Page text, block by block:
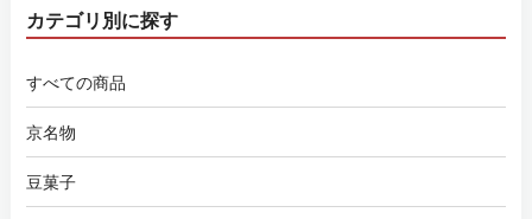
カテゴリ別に探す
すべての商品
京名物
豆菓子